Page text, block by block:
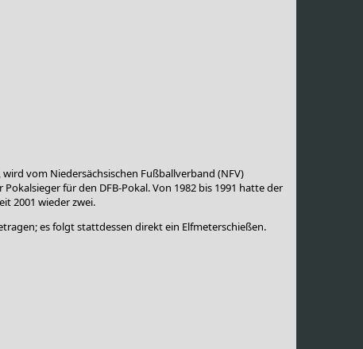
vom Niedersächsischen Fußballverband (NFV)
für den DFB-Pokal. Von 1982 bis 1991 hatte der
2001 wieder zwei.
es folgt stattdessen direkt ein Elfmeterschießen.